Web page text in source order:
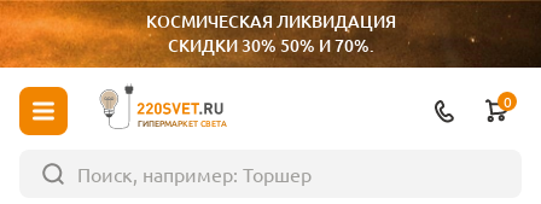
КОСМИЧЕСКАЯ ЛИКВИДАЦИЯ
СКИДКИ 30% 50% И 70%.
ГИПЕРМАРКЕТ СВЕТА
0